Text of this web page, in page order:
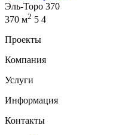
Эль-Торо 370
370 м2 5 4
Проекты
Компания
Услуги
Информация
Контакты